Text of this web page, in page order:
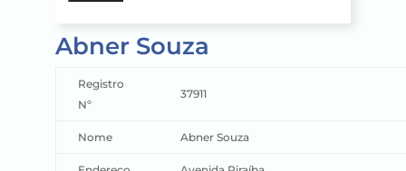
Abner Souza
Registro
Nº
37911
Nome Abner Souza